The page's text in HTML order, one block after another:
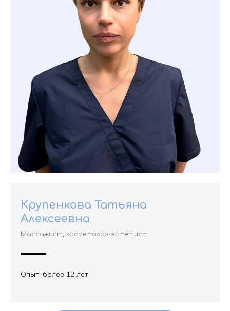
Крупенкова Татьяна
Алексеевна
Массажист, косметолог-эстетист
Опыт: более 12 лет